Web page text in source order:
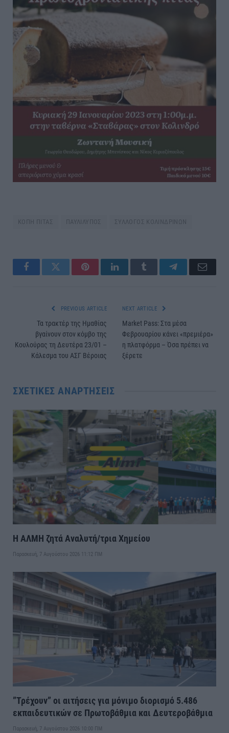
ΚΟΠΗ ΠΙΤΑΣ ΠΑΥΛΙΛΥΠΟΣ ΣΥΛΛΟΓΟΣ ΚΟΛΙΝΔΡΙΝΩΝ
FacebookTwitter PinterestLinkedInTumblr TelegramEmail
PREVIOUS ARTICLE
Τα τρακτέρ της Ημαθίας
βγαίνουν στον κόμβο της
Κουλούρας τη Δευτέρα 23/01 –
Κάλεσμα του ΑΣΓ Βέροιας
NEXT ARTICLE
Market Pass: Στα μέσα
Φεβρουαρίου κάνει «πρεμιέρα»
η πλατφόρμα – Όσα πρέπει να
ξέρετε
ΣΧΕΤΙΚΈΣ ΑΝΑΡΤΉΣΕΙΣ
Η ΑΛΜΗ ζητά Αναλυτή/τρια Χημείου
Παρασκευή, 7 Αυγούστου 2026 11:12 ΠΜ
”Τρέχουν” οι αιτήσεις για μόνιμο διορισμό 5.486
εκπαιδευτικών σε Πρωτοβάθμια και Δευτεροβάθμια
Παρασκευή, 7 Αυγούστου 2026 10:00 ΠΜ